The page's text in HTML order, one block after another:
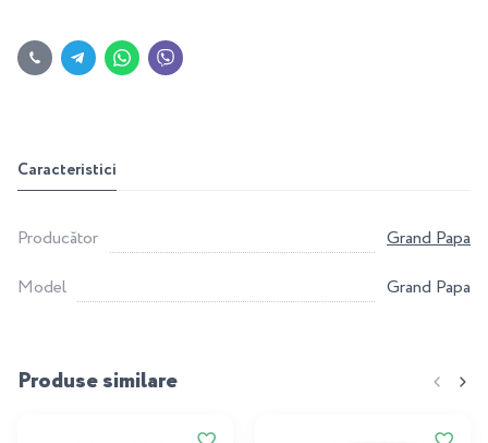
Caracteristici
Producător
Grand Papa
Model
Grand Papa
Produse similare